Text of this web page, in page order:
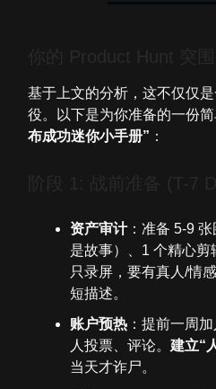
基于上文的分析，这不仅仅
役。以下是为你准备的一份
布成功迷你小手册” ：
资产审计：准备 5-9
是故事）、1 个精心剪
只录屏，要有真人/情
短描述。
账户预热 ：提前一周
人投票、评论。 建立“
当天才诈尸。